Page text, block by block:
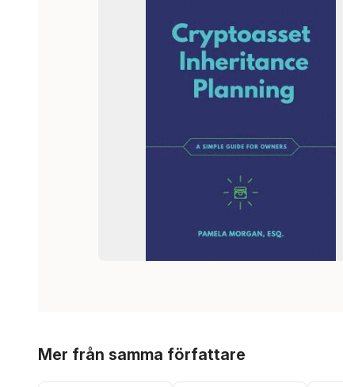
Mer från samma författare